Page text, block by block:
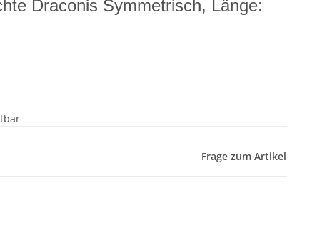
Draconis Symmetrisch, Länge:
Frage zum Artikel